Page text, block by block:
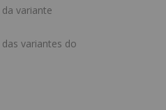
variante
variantes do